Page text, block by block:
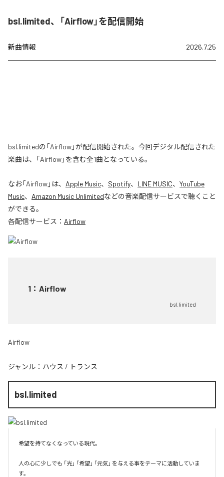
bsl.limited、「Airflow」を配信開始
新曲情報 2026.7.25
bsl.limitedの「Airflow」が配信開始された。今回デジタル配信された
楽曲は、「Airflow」を含む全1曲となっている。
なお「Airflow」は、 Apple Music、 Spotify、 LINE MUSIC、 YouTube
Music、 Amazon Music Unlimitedなどの音楽配信サービスで聴くこと
ができる。
各配信サービス： Airflow
1 ： Airflow
bsl.limited
Airflow
ジャンル： ハウス / トランス
bsl.limited
希望を持てなくなっている現代。
人の心に少しでも 「光」 「希望」 「元気」 を与える事をテーマに活動していま
す。